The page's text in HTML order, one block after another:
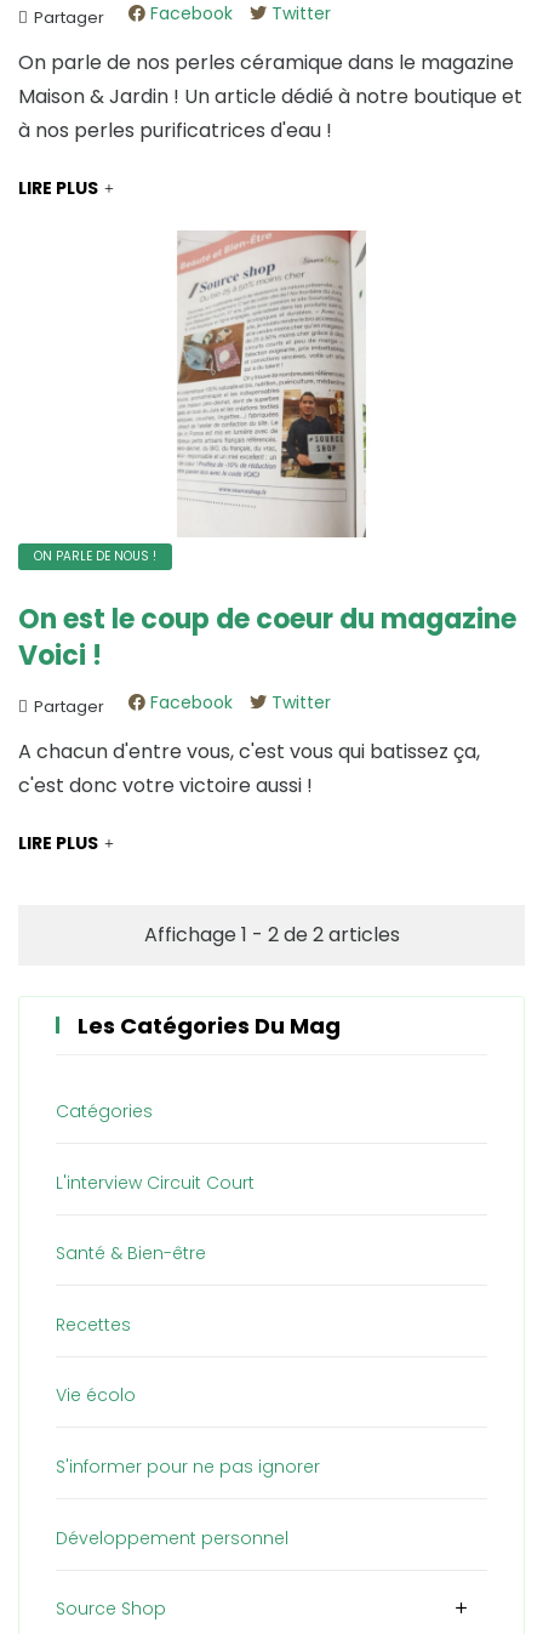
Partager Facebook Twitter
On parle de nos perles céramique dans le magazine
Maison & Jardin ! Un article dédié à notre boutique et
à nos perles purificatrices d'eau !
LIRE PLUS
ON PARLE DE NOUS !
On est le coup de coeur du magazine
Voici !
Partager Facebook Twitter
A chacun d'entre vous, c'est vous qui batissez ça,
c'est donc votre victoire aussi !
LIRE PLUS
Affichage 1 - 2 de 2 articles
Les Catégories Du Mag
Catégories
L'interview Circuit Court
Santé & Bien-être
Recettes
Vie écolo
S'informer pour ne pas ignorer
Développement personnel
Source Shop add